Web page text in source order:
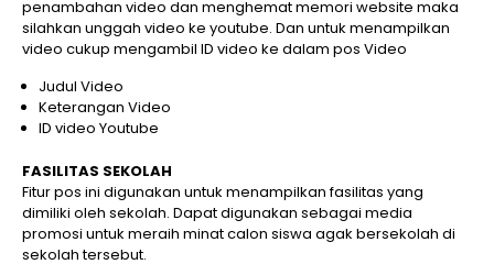
penambahan video dan menghemat memori website maka
silahkan unggah video ke youtube. Dan untuk menampilkan
video cukup mengambil ID video ke dalam pos Video
Judul Video
Keterangan Video
ID video Youtube
FASILITAS SEKOLAH
Fitur pos ini digunakan untuk menampilkan fasilitas yang
dimiliki oleh sekolah. Dapat digunakan sebagai media
promosi untuk meraih minat calon siswa agak bersekolah di
sekolah tersebut.